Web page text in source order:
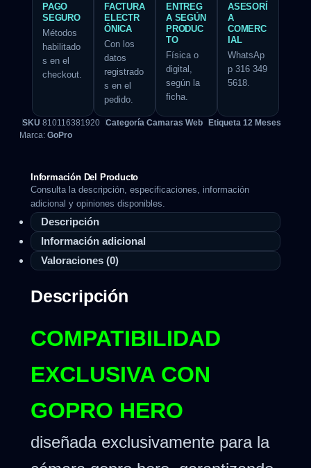
PAGO
SEGURO
Métodos
habilitado
s en el
checkout.
FACTURA
ELECTR
ÓNICA
Con los
datos
registrado
s en el
pedido.
ENTREG
A SEGÚN
PRODUC
TO
Física o
digital,
según la
ficha.
ASESORÍ
A
COMERC
IAL
WhatsAp
p 316 349
5618.
SKU 810116381920 Categoría Camaras Web Etiqueta 12 Meses
Marca: GoPro
Información Del Producto
Consulta la descripción, especificaciones, información
adicional y opiniones disponibles.
Descripción
Información adicional
Valoraciones (0)
Descripción
COMPATIBILIDAD
EXCLUSIVA CON
GOPRO HERO
diseñada exclusivamente para la